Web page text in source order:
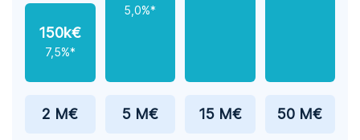
150k€
7,5%*
2 M€
5,0%*
5 M€ 15 M€ 50 M€